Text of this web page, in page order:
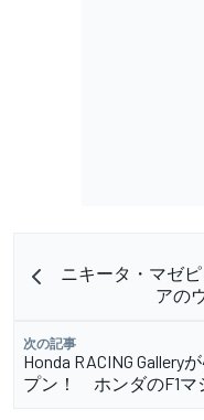
ニキータ・マゼ
アの
次の記事
Honda RACING
プン！ ホンダのF1マ